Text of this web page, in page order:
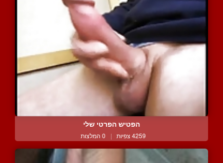
הפטיש הפרטי שלי
4259 צפיות | 0 המלצות